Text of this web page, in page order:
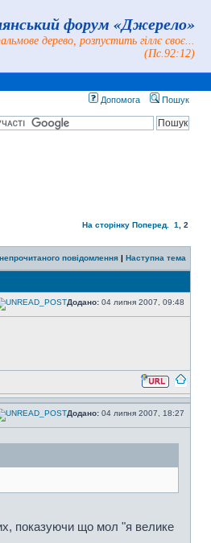
форум «Джерело»
дерево, розпустить гіллє своє...
(Пс.92:12)
Допомога Пошук
На сторінку Поперед. 1 2
повідомлення | Наступна тема
Додано: 04 липня 2007, 09:48
Додано: 04 липня 2007, 18:27
показуючи що мол "я велике